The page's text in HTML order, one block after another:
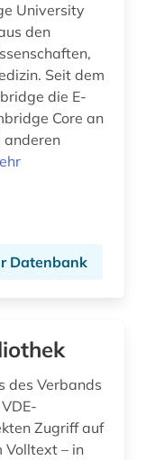
University
den
dem
die E-
Core an
anderen
Datenbank
des Verbands
Zugriff auf
Volltext – in